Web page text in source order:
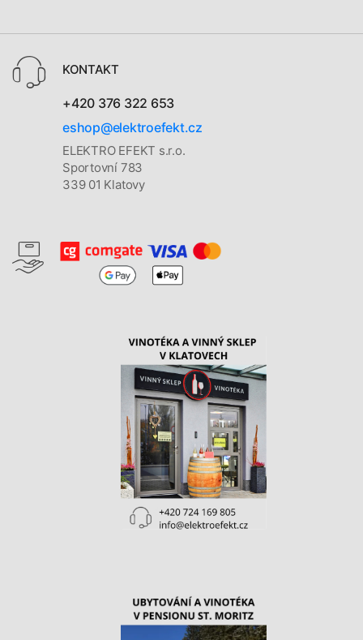
KONTAKT
+420 376 322 653
eshop@elektroefekt.cz
ELEKTRO EFEKT s.r.o.
Sportovní 783
339 01 Klatovy